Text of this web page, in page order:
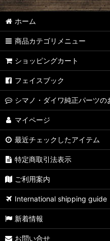
【シマノ】14ステラ［STELLA
【シマノ】10ステラ［STELLA
【シマノ】07ステラ［
【シマノ】19-22ステラSW［
ツ
【シマノ】08ステラSW［
【シマノ】01ステラSW［
ーツ
17ヴァンキッシュFW用
ホーム
商品カテゴリメニュー
ショッピングカート
フェイスブック
シマノ・ダイワ純正パーツの
マイページ
最近チェックしたアイテム
特定商取引法表示
ご利用案内
International shipping guide
新着情報
お問い合せ